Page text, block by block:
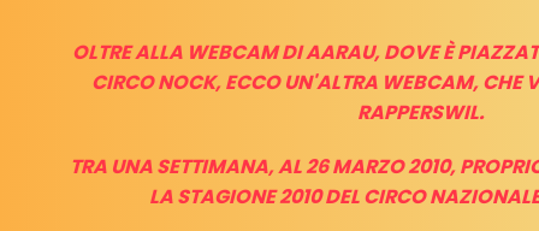
OLTRE ALLA WEBCAM DI AARAU, DOVE È
CIRCO NOCK, ECCO UN'ALTRA WEBCAM, CHE
RAPPERSWIL.
TRA UNA SETTIMANA, AL 26 MARZO 2010,
LA STAGIONE 2010 DEL CIRCO